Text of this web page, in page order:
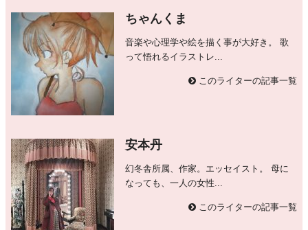
ちゃんくま
音楽や心理学や絵を描く事が大好き。 歌
って悟れるイラストレ...
このライターの記事一覧
安本丹
幻冬舎所属、作家。エッセイスト。 母に
なっても、一人の女性...
このライターの記事一覧